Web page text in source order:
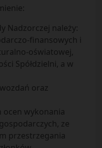
Nadzorczej należy:
finansowych i
oświatowej,
Spółdzielni, a w
oraz
wykonania
ze
przestrzegania